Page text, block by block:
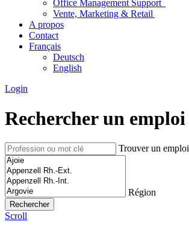
Office Management Support
Vente, Marketing & Retail
A propos
Contact
Français
Deutsch
English
Login
Rechercher un emploi
Trouver un emploi
Région
Scroll